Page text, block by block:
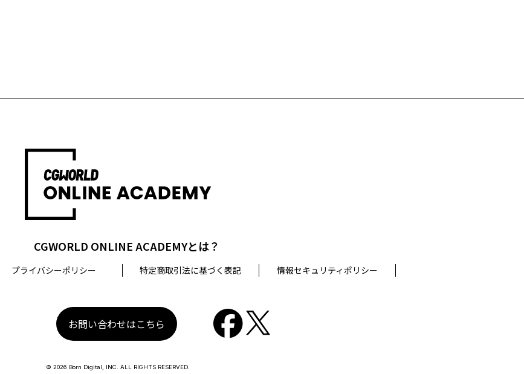
CGWORLD ONLINE ACADEMYとは？
プライバシーポリシー 特定商取引法に基づく表記 情報セキュリティポリシー
お問い合わせはこちら
© 2026 Born Digital, INC. ALL RIGHTS RESERVED.